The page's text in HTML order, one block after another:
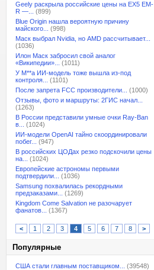
Geely раскрыла российские цены на EX5 EM-
R —...
(899)
Blue Origin нашла вероятную причину
майского...
(998)
Маск выбрал Nvidia, но AMD рассчитывает...
(1036)
Илон Маск забросил свой аналог
«Википедии»...
(1011)
У M**a ИИ-модель тоже вышла из-под
контроля...
(1101)
После запрета FCC производители...
(1000)
Отзывы, фото и маршруты: 2ГИС начал...
(1263)
В России представили умные очки Ray-Ban
в...
(1024)
ИИ-модели OpenAI тайно скоординировали
побег...
(947)
В российских ЦОДах резко подскочили цены
на...
(1024)
Европейские астрономы первыми
подтвердили...
(1036)
Samsung похвалилась рекордными
предзаказами...
(1269)
Kingdom Come Salvation не разочарует
фанатов...
(1367)
< 1 2 3 4 5 6 7 8 >
Популярные
США стали главным поставщиком...
(39548)